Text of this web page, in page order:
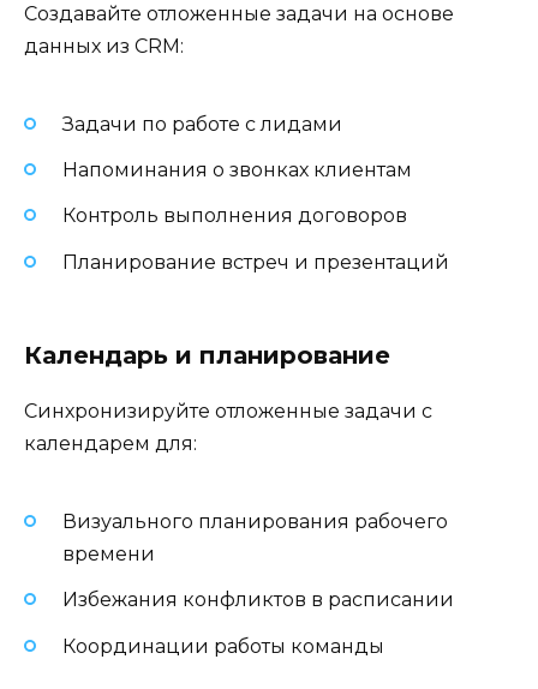
Создавайте отложенные задачи на основе
данных из CRM:
Задачи по работе с лидами
Напоминания о звонках клиентам
Контроль выполнения договоров
Планирование встреч и презентаций
Календарь и планирование
Синхронизируйте отложенные задачи с
календарем для:
Визуального планирования рабочего
времени
Избежания конфликтов в расписании
Координации работы команды